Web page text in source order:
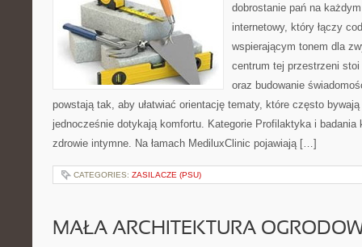
dobrostanie pań na
internetowy, który łączy
wspierającym tonem dla
centrum tej przestrzeni
oraz budowanie
powstają tak, aby ułatwiać orientację tematy, które często
jednocześnie dotykają komfortu. Kategorie Profilaktyka i
zdrowie intymne. Na łamach MediluxClinic pojawiają […]
CATEGORIES: ZASILACZE (PSU)
MAŁA ARCHITEKTURA